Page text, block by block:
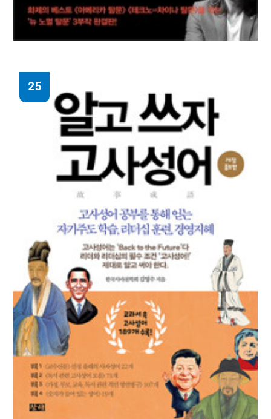
이병한의 대한민국 탐문
이병한 지음
25